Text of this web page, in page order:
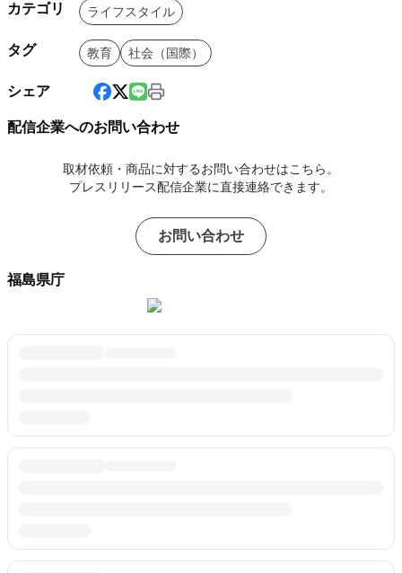
カテゴリ ライフスタイル
タグ 教育 社会（国際）
シェア
配信企業へのお問い合わせ
取材依頼・商品に対するお問い合わせはこちら。
プレスリリース配信企業に直接連絡できます。
お問い合わせ
福島県庁